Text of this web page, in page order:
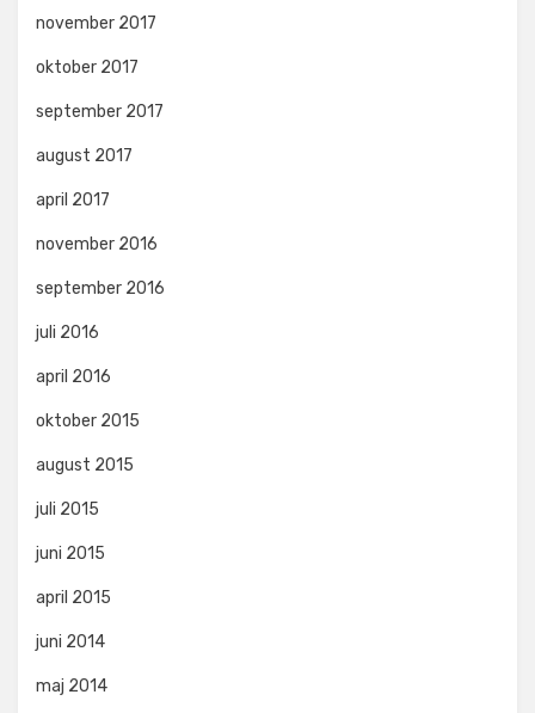
november 2017
oktober 2017
september 2017
august 2017
april 2017
november 2016
september 2016
juli 2016
april 2016
oktober 2015
august 2015
juli 2015
juni 2015
april 2015
juni 2014
maj 2014